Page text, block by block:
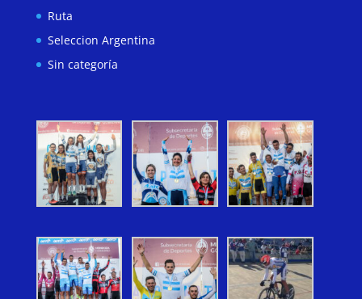
Ruta
Seleccion Argentina
Sin categoría